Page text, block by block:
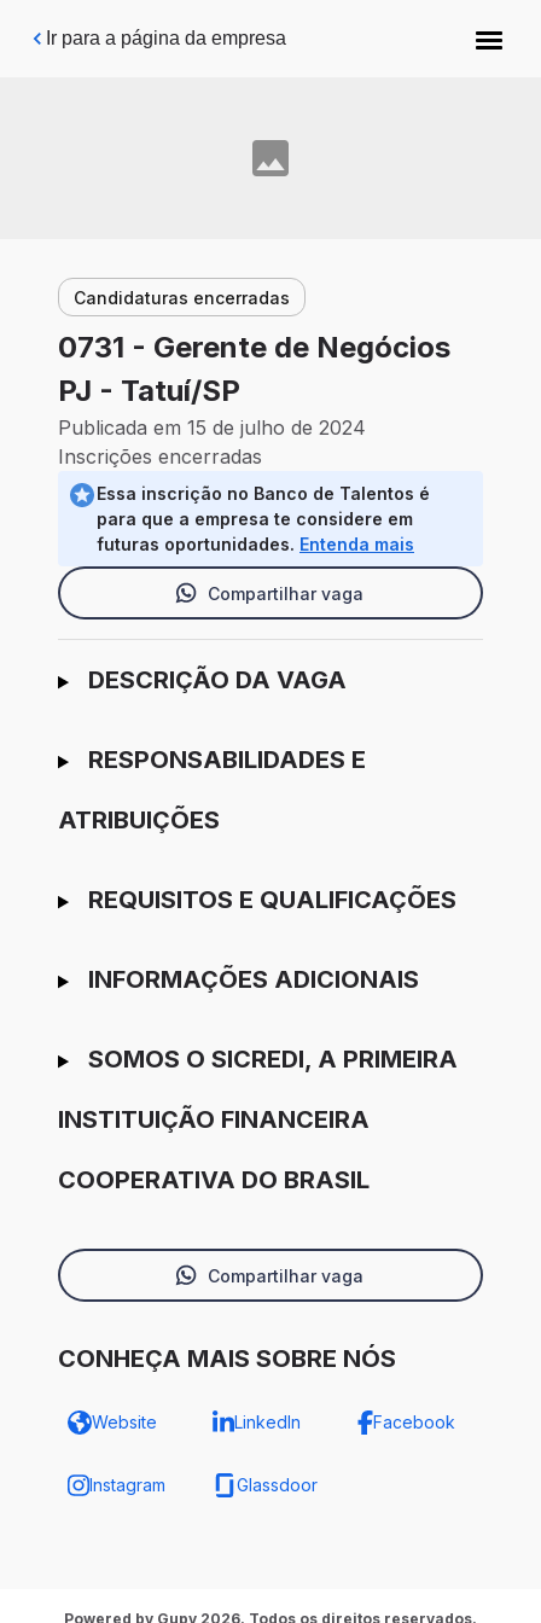
Pular para o conteúdo principal
Ir para a página da empresa
Candidaturas encerradas
0731 - Gerente de Negócios
PJ - Tatuí/SP
Publicada em 15 de julho de 2024
Inscrições encerradas
Essa inscrição no Banco de Talentos é
para que a empresa te considere em
futuras oportunidades. Entenda mais
Compartilhar vaga
Ir para candidatura
DESCRIÇÃO DA VAGA
RESPONSABILIDADES E
ATRIBUIÇÕES
REQUISITOS E QUALIFICAÇÕES
INFORMAÇÕES ADICIONAIS
SOMOS O SICREDI, A PRIMEIRA
INSTITUIÇÃO FINANCEIRA
COOPERATIVA DO BRASIL
Compartilhar vaga
CONHEÇA MAIS SOBRE NÓS
Website LinkedIn Facebook
Instagram Glassdoor
Powered by Gupy 2026. Todos os direitos reservados.